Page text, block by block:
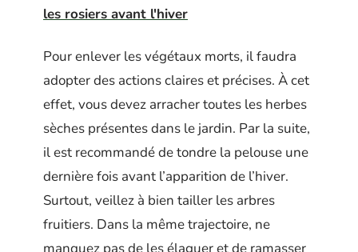
les rosiers avant l'hiver
Pour enlever les végétaux morts, il faudra
adopter des actions claires et précises. À cet
effet, vous devez arracher toutes les herbes
sèches présentes dans le jardin. Par la suite,
il est recommandé de tondre la pelouse une
dernière fois avant l’apparition de l’hiver.
Surtout, veillez à bien tailler les arbres
fruitiers. Dans la même trajectoire, ne
manquez pas de les élaguer et de ramasser